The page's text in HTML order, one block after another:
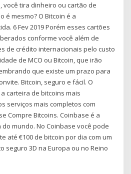
você tira dinheiro ou cartão de
é mesmo? O Bitcoin é a
6 Fev 2019 Porém esses cartões
conforme você além de
de crédito internacionais pelo custo
de MCO ou Bitcoin, que irão
que existe um prazo para
Bitcoin, seguro e fácil. O
carteira de bitcoins mais
serviços mais completos com
Compre Bitcoins. Coinbase é a
mundo. No Coinbase você pode
até €100 de bitcoin por dia com um
seguro 3D na Europa ou no Reino